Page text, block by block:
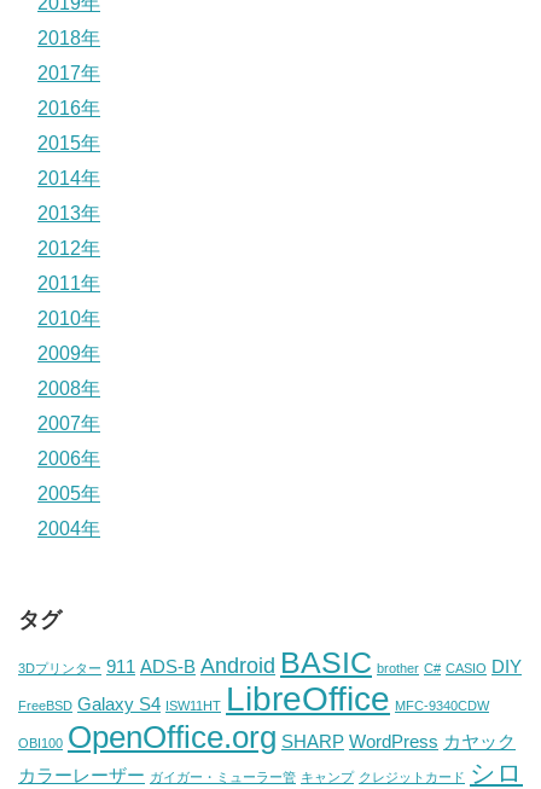
2018年
2017年
2016年
2015年
2014年
2013年
2012年
2011年
2010年
2009年
2008年
2007年
2006年
2005年
2004年
タグ
3Dプリンター 911 ADS-B Android BASIC brother C# CASIO DIY
FreeBSD Galaxy S4 ISW11HT LibreOffice MFC-9340CDW
OBI100 OpenOffice.org SHARP WordPress カヤック
カラーレーザー ガイガー・ミューラー管 キャンプ クレジットカード シロ